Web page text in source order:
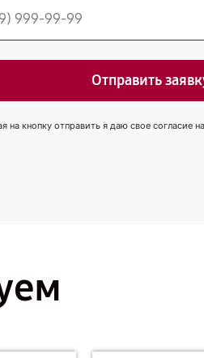
Отправить
на кнопку отправить я даю свое согласие